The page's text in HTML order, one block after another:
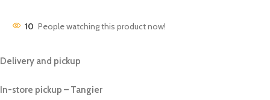
10 People watching this product now!
Delivery and pickup
In-store pickup – Tangier